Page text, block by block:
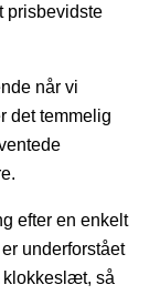
prisbevidste
når vi
det temmelig
efter en enkelt
underforstået
klokkeslæt, så